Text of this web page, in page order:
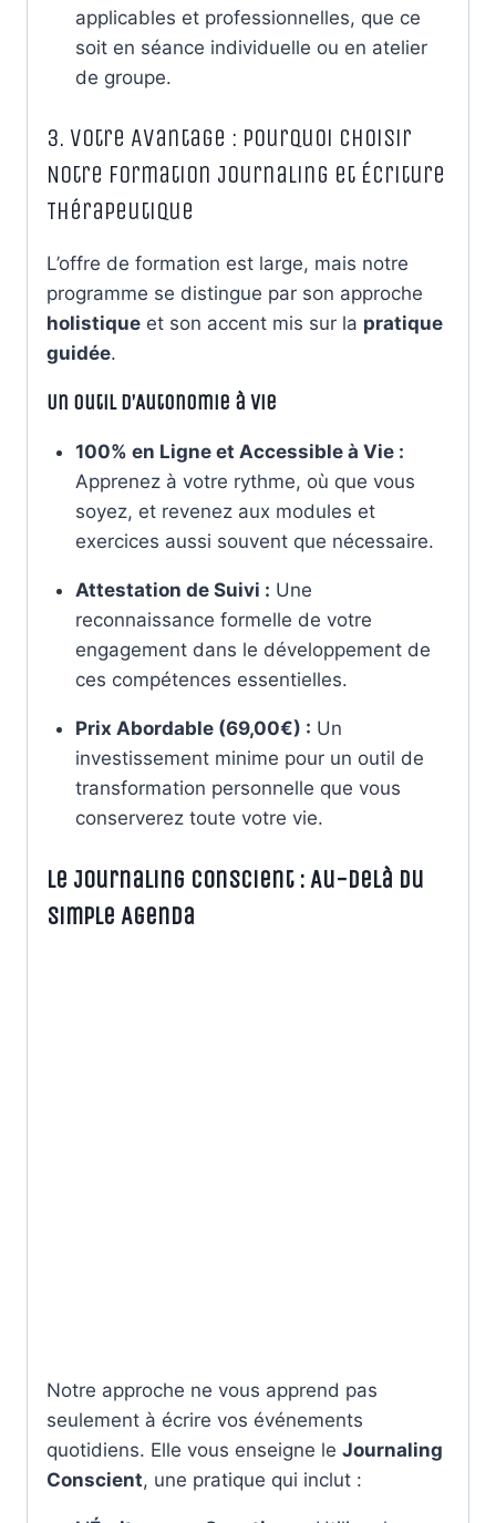
applicables et professionnelles, que ce
soit en séance individuelle ou en atelier
de groupe.
3. Votre Avantage : Pourquoi Choisir
Notre Formation Journaling et Écriture
Thérapeutique
L’offre de formation est large, mais notre
programme se distingue par son approche
holistique et son accent mis sur la pratique
guidée.
Un Outil d’Autonomie à Vie
100% en Ligne et Accessible à Vie :
Apprenez à votre rythme, où que vous
soyez, et revenez aux modules et
exercices aussi souvent que nécessaire.
Attestation de Suivi : Une
reconnaissance formelle de votre
engagement dans le développement de
ces compétences essentielles.
Prix Abordable (69,00€) : Un
investissement minime pour un outil de
transformation personnelle que vous
conserverez toute votre vie.
Le Journaling Conscient : Au-delà du
Simple Agenda
Notre approche ne vous apprend pas
seulement à écrire vos événements
quotidiens. Elle vous enseigne le Journaling
Conscient, une pratique qui inclut :